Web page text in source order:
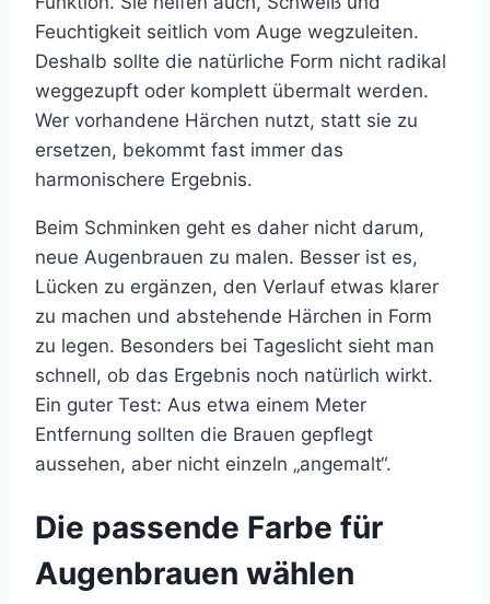
Feuchtigkeit seitlich vom Auge wegzuleiten.
Deshalb sollte die natürliche Form nicht radikal
weggezupft oder komplett übermalt werden.
Wer vorhandene Härchen nutzt, statt sie zu
ersetzen, bekommt fast immer das
harmonischere Ergebnis.
Beim Schminken geht es daher nicht darum,
neue Augenbrauen zu malen. Besser ist es,
Lücken zu ergänzen, den Verlauf etwas klarer
zu machen und abstehende Härchen in Form
zu legen. Besonders bei Tageslicht sieht man
schnell, ob das Ergebnis noch natürlich wirkt.
Ein guter Test: Aus etwa einem Meter
Entfernung sollten die Brauen gepflegt
aussehen, aber nicht einzeln „angemalt“.
Die passende Farbe für
Augenbrauen wählen